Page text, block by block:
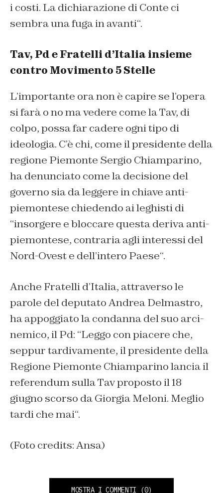
i costi. La dichiarazione di Conte ci
sembra una fuga in avanti“.
Tav, Pd e Fratelli d’Italia insieme
contro Movimento 5 Stelle
L’importante ora non è capire se l’opera
si farà o no ma vedere come la Tav, di
colpo, possa far cadere ogni tipo di
ideologia. C’è chi, come il presidente della
regione Piemonte Sergio Chiamparino,
ha denunciato come la decisione del
governo sia da leggere in chiave anti-
piemontese chiedendo ai leghisti di
“insorgere e bloccare questa deriva anti-
piemontese, contraria agli interessi del
Nord-Ovest e dell’intero Paese“.
Anche Fratelli d’Italia, attraverso le
parole del deputato Andrea Delmastro,
ha appoggiato la condanna del suo arci-
nemico, il Pd: “Leggo con piacere che,
seppur tardivamente, il presidente della
Regione Piemonte Chiamparino lancia il
referendum sulla Tav proposto il 18
giugno scorso da Giorgia Meloni. Meglio
tardi che mai“.
(Foto credits: Ansa)
MOSTRA I COMMENTI (0)